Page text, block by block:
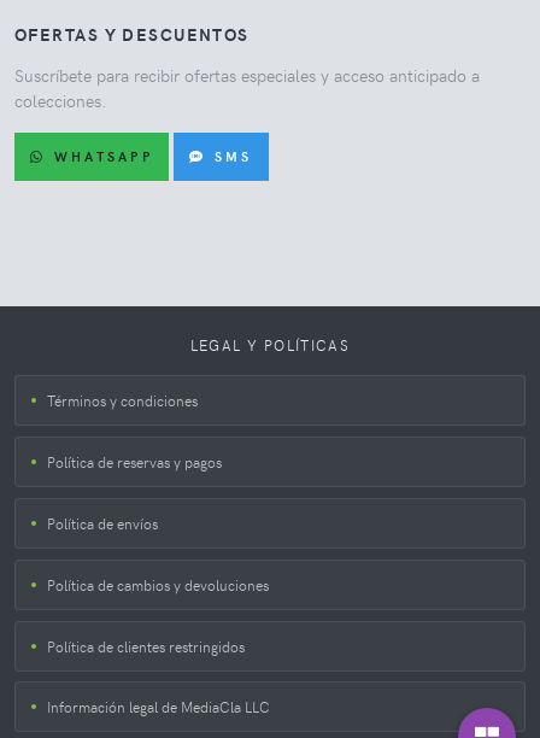
OFERTAS Y DESCUENTOS
Suscríbete para recibir ofertas especiales y acceso anticipado a
colecciones.
WHATSAPP SMS
LEGAL Y POLÍTICAS
Términos y condiciones
Política de reservas y pagos
Política de envíos
Política de cambios y devoluciones
Política de clientes restringidos
Información legal de MediaCla LLC